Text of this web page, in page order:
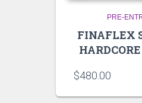
PRE-
FINAFLEX
$480.00